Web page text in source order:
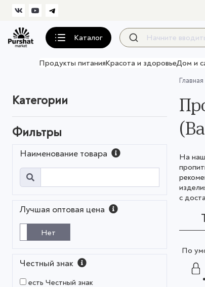
Каталог
Продукты питанияКрасота и здоровьеДом и
Главная
Категории
Фильтры
Наименование товара
Лучшая оптовая цена
Нет
Честный знак
есть Честный знак
На
с
По